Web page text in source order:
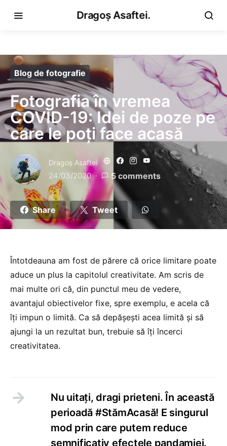
Dragoș Asaftei.
Blog de fotografie
Fotografia în vremea
COVID-19: Idei de poze pe
care le poți face acasă
Dragoş Asaftei
24/03/2020 5 comments
Share Tweet
Întotdeauna am fost de părere că orice limitare poate
aduce un plus la capitolul creativitate. Am scris de
mai multe ori că, din punctul meu de vedere,
avantajul obiectivelor fixe, spre exemplu, e acela că
îți impun o limită. Ca să depășești acea limită și să
ajungi la un rezultat bun, trebuie să îți încerci
creativitatea.
Nu uitați, dragi prieteni. În această
perioadă #StămAcasă! E singurul
mod prin care putem reduce
semnificativ efectele pandamiei.